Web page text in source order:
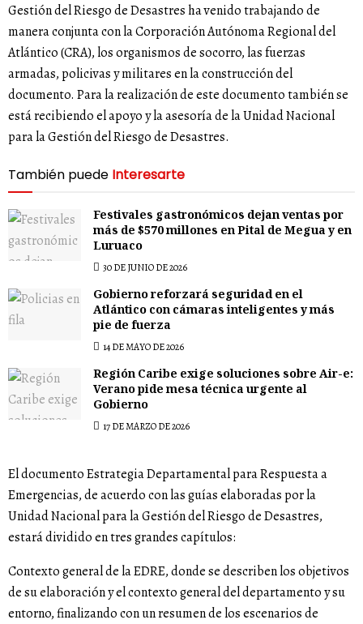
Gestión del Riesgo de Desastres ha venido trabajando de
manera conjunta con la Corporación Autónoma Regional del
Atlántico (CRA), los organismos de socorro, las fuerzas
armadas, policivas y militares en la construcción del
documento. Para la realización de este documento también se
está recibiendo el apoyo y la asesoría de la Unidad Nacional
para la Gestión del Riesgo de Desastres.
También puede Interesarte
Festivales gastronómicos dejan ventas por
más de $570 millones en Pital de Megua y en
Luruaco
30 DE JUNIO DE 2026
Gobierno reforzará seguridad en el
Atlántico con cámaras inteligentes y más
pie de fuerza
14 DE MAYO DE 2026
Región Caribe exige soluciones sobre Air-e:
Verano pide mesa técnica urgente al
Gobierno
17 DE MARZO DE 2026
El documento Estrategia Departamental para Respuesta a
Emergencias, de acuerdo con las guías elaboradas por la
Unidad Nacional para la Gestión del Riesgo de Desastres,
estará dividido en tres grandes capítulos:
Contexto general de la EDRE, donde se describen los objetivos
de su elaboración y el contexto general del departamento y su
entorno, finalizando con un resumen de los escenarios de